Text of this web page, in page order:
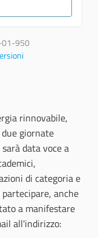
01-950
rinnovabile,
giornate
data voce a
di categoria e
anche
a manifestare
all'indirizzo: